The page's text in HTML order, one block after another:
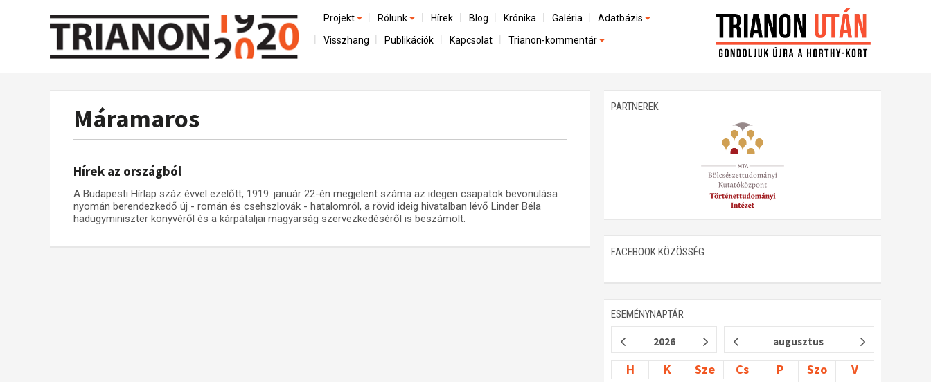
Projekt
Előzmények
Az összeomlás és a magyar társadalom
Utókor és emlékezet
Rólunk
A kutatócsoport működéséről
Hírek Blog Krónika Galéria Adatbázis
Emlékművek (feltöltés alatt)
Visszhang Publikációk Kapcsolat Trianon-kommentár
Máramaros
Hírek az országból
A Budapesti Hírlap száz évvel ezelőtt, 1919. január 22-én megjelent száma az idegen csapatok bevonulása
nyomán berendezkedő új - román és csehszlovák - hatalomról, a rövid ideig hivatalban lévő Linder Béla
hadügyminiszter könyvéről és a kárpátaljai magyarság szervezkedéséről is beszámolt.
PARTNEREK
FACEBOOK KÖZÖSSÉG
ESEMÉNYNAPTÁR
2026 augusztus
H K Sze Cs P Szo V